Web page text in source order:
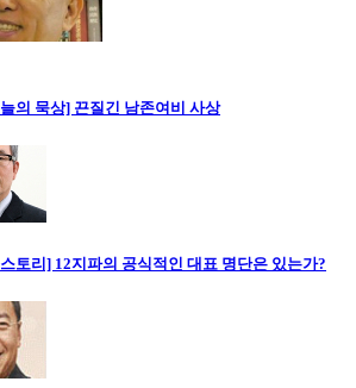
의 묵상] 끈질긴 남존여비 사상
토리] 12지파의 공식적인 대표 명단은 있는가?